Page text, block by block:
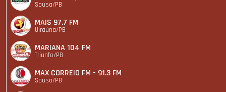
Sousa/PB
MAIS 97.7 FM
Uiraúna/PB
MARIANA 104 FM
Triunfo/PB
MAX CORREIO FM - 91.3 FM
Sousa/PB